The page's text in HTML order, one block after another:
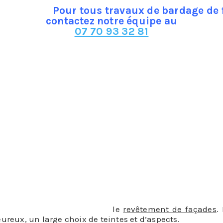
Pour tous travaux de bardage
contactez notre équipe au
07 70 93 32 81
le revêtement de façades.
un large choix de teintes et d’aspects.